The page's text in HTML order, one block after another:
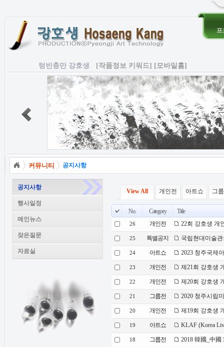
프
텅빈충만 강호생 [작품정보 키워드] [모바일홈]
커뮤니티 공지사항
공지사항
행사일정
메인뉴스
잦은질문
자료실
View All 개인전 아트쇼 그
No. Category Title
26 개인전 22회 강호생 개
25 특별공지 국립현대미술
24 아트쇼 2023 청주국제
23 개인전 제21회 강호생
22 개인전 제20회 강호생
21 그룹전 2020 청주시립
20 개인전 제19회 강호생
19 아트쇼 KLAF (Korea
18 그룹전 2018 韓國_中